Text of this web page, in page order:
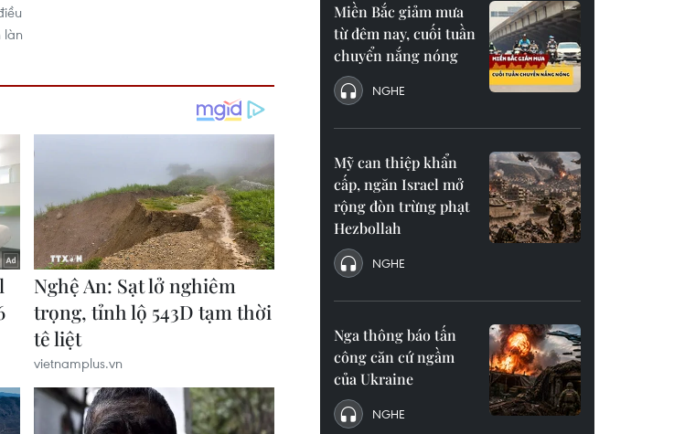
làn
Miền Bắc giảm mưa
từ đêm nay, cuối tuần
chuyển nắng nóng
NGHE
Mỹ can thiệp khẩn
cấp, ngăn Israel mở
rộng đòn trừng phạt
Hezbollah
NGHE
Nga thông báo tấn
công căn cứ ngầm
của Ukraine
NGHE